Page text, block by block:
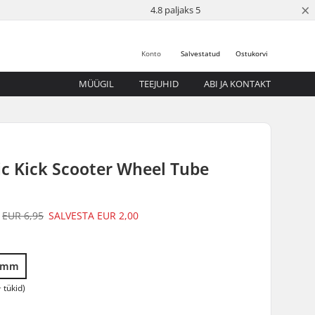
4.8 paljaks 5 ×
Ostukorvi
Salvestatud
Konto
MÜÜGIL TEEJUHID ABI JA KONTAKT
Kick Scooter Wheel Tube
EUR 6,95 SALVESTA EUR 2,00
tükid)